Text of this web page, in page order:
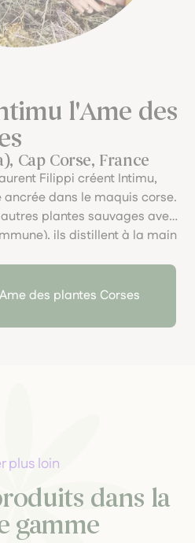
l'Ame des
Cap Corse, France
Filippi créent Intimu,
dans le maquis corse.
plantes sauvages avec
ils distillent à la main
éthique et poétique, au
sauvage.
des plantes Corses
plus loin
dans la
gamme